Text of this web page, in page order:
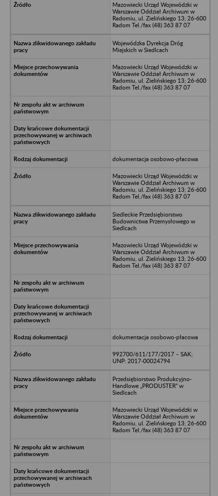
Mazowiecki Urząd Wojewódzki w
Warszawie Oddział Archiwum w
Radomiu, ul. Zielińskiego 13; 26-600
Radom Tel./fax (48) 363 87 07
Wojewódzka Dyrekcja Dróg
Miejskich w Siedlcach
Mazowiecki Urząd Wojewódzki w
Warszawie Oddział Archiwum w
Radomiu, ul. Zielińskiego 13; 26-600
Radom Tel./fax (48) 363 87 07
dokumentacja osobowo-płacowa
Mazowiecki Urząd Wojewódzki w
Warszawie Oddział Archiwum w
Radomiu, ul. Zielińskiego 13; 26-600
Radom Tel./fax (48) 363 87 07
Siedleckie Przedsiębiorstwo
Budownictwa Przemysłowego w
Siedlcach
Mazowiecki Urząd Wojewódzki w
Warszawie Oddział Archiwum w
Radomiu, ul. Zielińskiego 13; 26-600
Radom Tel./fax (48) 363 87 07
dokumentacja osobowo-płacowa
992700/611/177/2017 – SAK;
UNP: 2017-00024794
Przedsiębiorstwo Produkcyjno-
Handlowe „PRODUSTER” w
Siedlcach
Mazowiecki Urząd Wojewódzki w
Warszawie Oddział Archiwum w
Radomiu, ul. Zielińskiego 13; 26-600
Radom Tel./fax (48) 363 87 07